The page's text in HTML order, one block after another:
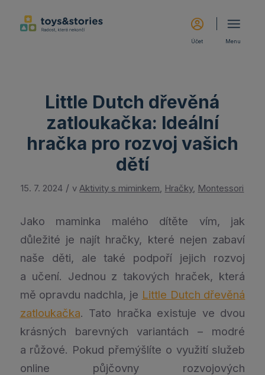
Menu
Účet
Little Dutch dřevěná
zatloukačka: Ideální
hračka pro rozvoj vašich
dětí
15. 7. 2024 / vAktivity s miminkem, Hračky, Montessori
Jako maminka malého dítěte vím, jak
důležité je najít hračky, které nejen zabaví
naše děti, ale také podpoří jejich rozvoj
a učení. Jednou z takových hraček, která
mě opravdu nadchla, je Little Dutch dřevěná
zatloukačka. Tato hračka existuje ve dvou
krásných barevných variantách – modré
a růžové. Pokud přemýšlíte o využití služeb
online půjčovny rozvojových